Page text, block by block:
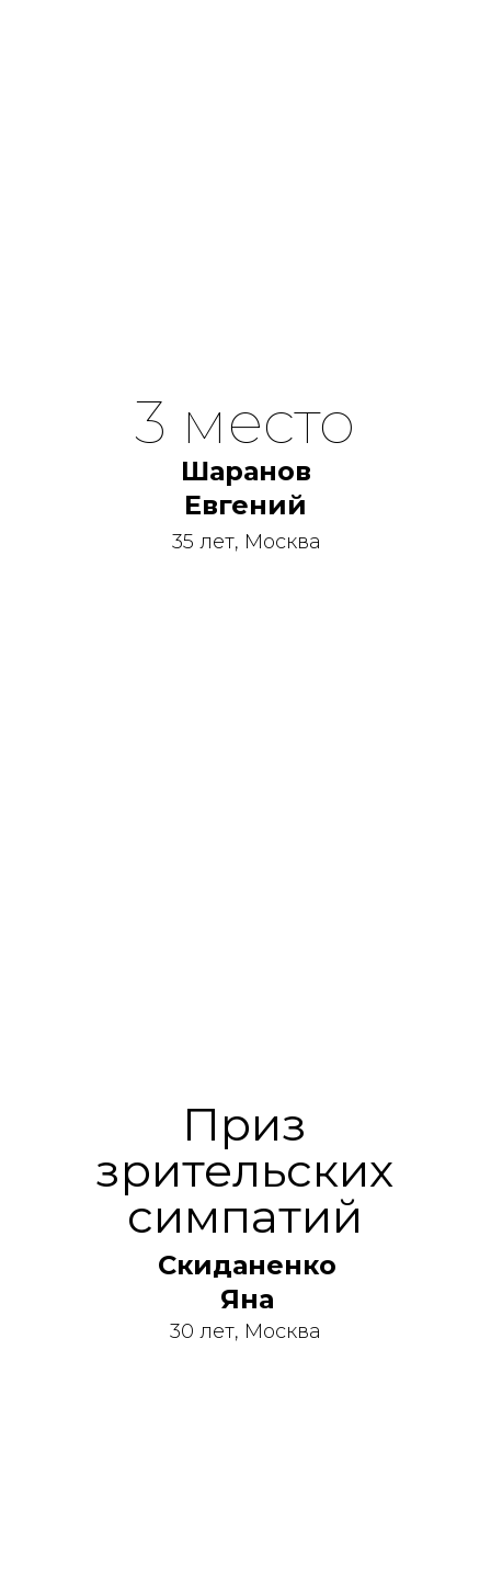
Скиданенко
Яна
30 лет, Москва
Приз
зрительских
симпатий
Шаранов
Евгений
35 лет, Москва
3 место